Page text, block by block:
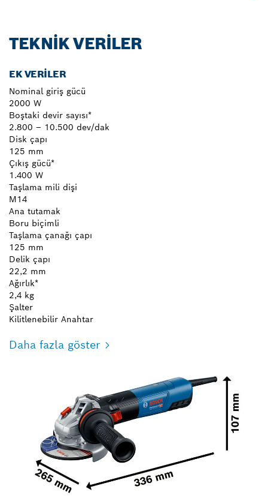
TEKNIK VERILER
EK VERILER
Nominal giriş gücü
2000 W
Boştaki devir sayısı*
2.800 – 10.500 dev/dak
Disk çapı
125 mm
Çıkış gücü*
1.400 W
Taşlama mili dişi
M14
Ana tutamak
Boru biçimli
Taşlama çanağı çapı
125 mm
Delik çapı
22,2 mm
Ağırlık*
2,4 kg
Şalter
Kilitlenebilir Anahtar
Daha fazla göster